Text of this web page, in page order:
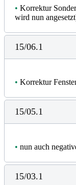
• Korrektur
wird nun
15/06.1
• Korrektur
15/05.1
• nun auch
15/03.1